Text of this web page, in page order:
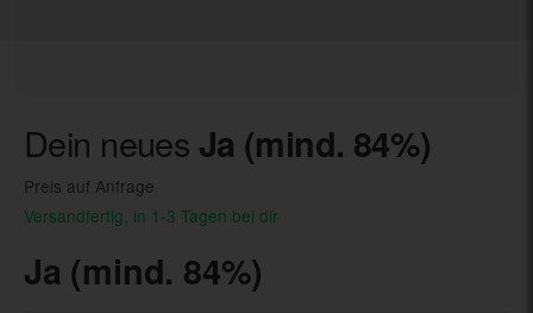
Dein neues Ja (mind. 84%)
Preis auf Anfrage
Versandfertig, in 1-3 Tagen bei dir
Ja (mind. 84%)